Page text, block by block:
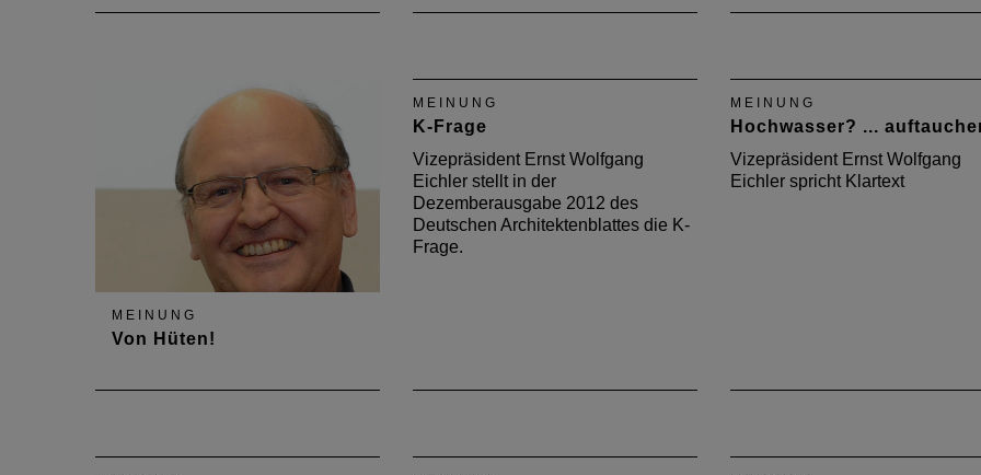
am Nürburgring
Architektur entstanden wäre?
MEINUNG
Von Hüten!
MEINUNG
K-Frage
Vizepräsident Ernst Wolfgang
Eichler stellt in der
Dezemberausgabe 2012 des
Deutschen Architektenblattes die K-
Frage.
MEINUNG
Hochwasser? ...
Vizepräsident Ernst Wolfgang
Eichler spricht Klartext